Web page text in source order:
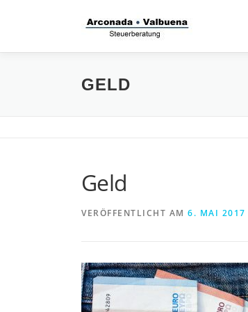
GELD
Geld
VERÖFFENTLICHT AM 6. MAI 2017